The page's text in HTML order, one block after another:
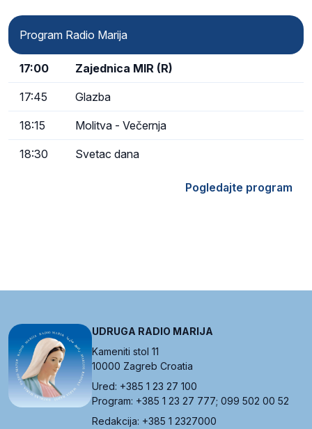
Program Radio Marija
17:00 Zajednica MIR (R)
17:45 Glazba
18:15 Molitva - Večernja
18:30 Svetac dana
Pogledajte program
UDRUGA RADIO MARIJA
Kameniti stol 11
10000 Zagreb Croatia
Ured: +385 1 23 27 100
Program: +385 1 23 27 777; 099 502 00 52
Redakcija: +385 1 2327000